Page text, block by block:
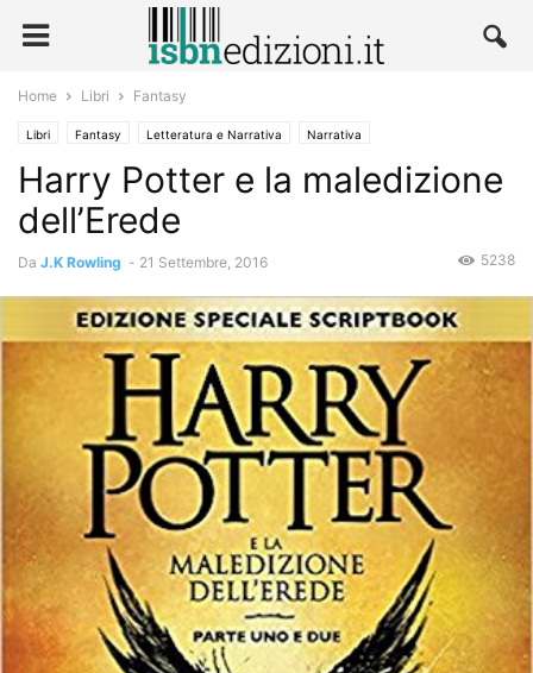
Home Libri Fantasy
Libri Fantasy Letteratura e Narrativa Narrativa
Harry Potter e la maledizione
dell’Erede
Da J.K Rowling - 21 Settembre, 2016 5238